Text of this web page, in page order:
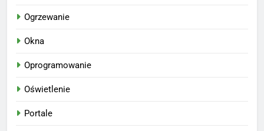
Ogrzewanie
Okna
Oprogramowanie
Oświetlenie
Portale